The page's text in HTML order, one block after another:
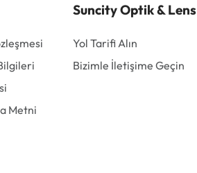
Metni
Suncity Optik & Lens
Yol Tarifi Alın
Bizimle İletişime Geçin